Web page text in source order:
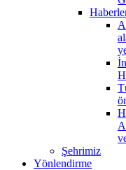
Şehrimiz
Yönlendirme